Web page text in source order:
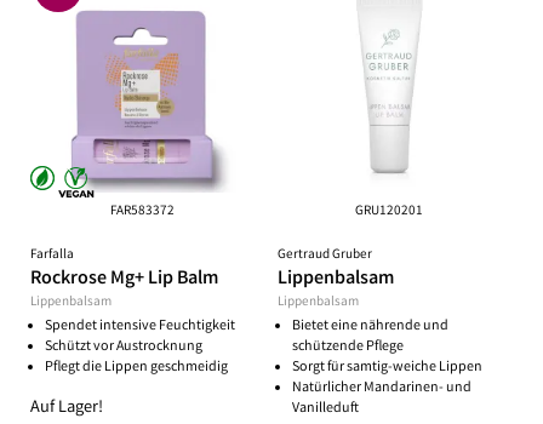
FAR583372
Farfalla
Rockrose Mg+ Lip Balm
Lippenbalsam
Spendet intensive Feuchtigkeit
Schützt vor Austrocknung
Pflegt die Lippen geschmeidig
Auf Lager!
GRU120201
Gertraud Gruber
Lippenbalsam
Lippenbalsam
Bietet eine nährende und
schützende Pflege
Sorgt für samtig-weiche Lippen
Natürlicher Mandarinen- und
Vanilleduft